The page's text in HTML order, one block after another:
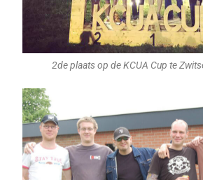
2de plaats op de KCUA Cup te